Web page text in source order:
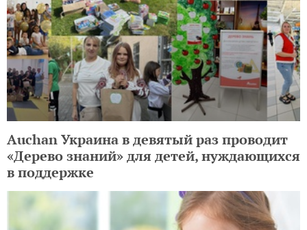
Auchan Украина в девятый раз проводит
«Дерево знаний» для детей, нуждающихся
в поддержке